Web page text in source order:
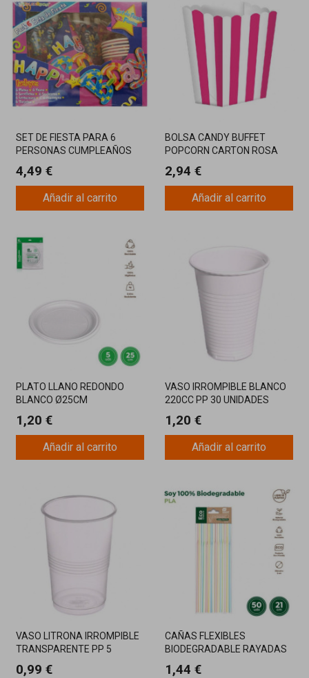
SET DE FIESTA PARA 6
PERSONAS CUMPLEAÑOS
4,49 €
Añadir al carrito
BOLSA CANDY BUFFET
POPCORN CARTON ROSA
2,94 €
Añadir al carrito
PLATO LLANO REDONDO
BLANCO Ø25CM
1,20 €
Añadir al carrito
VASO IRROMPIBLE BLANCO
220CC PP 30 UNIDADES
1,20 €
Añadir al carrito
VASO LITRONA IRROMPIBLE
TRANSPARENTE PP 5
0,99 €
CAÑAS FLEXIBLES
BIODEGRADABLE RAYADAS
1,44 €